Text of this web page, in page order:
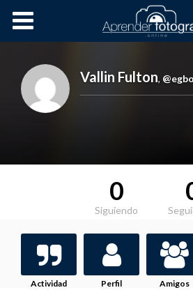
Cursos OnLine
Vallin Fulton,
0
Siguiendo
Actividad Perfil Amigos